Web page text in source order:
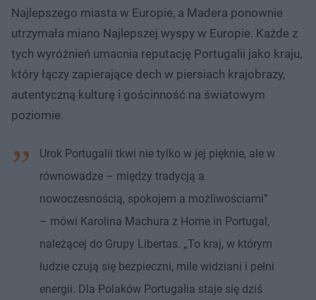
Najlepszego miasta w Europie, a Madera ponownie
utrzymała miano Najlepszej wyspy w Europie. Każde z
tych wyróżnień umacnia reputację Portugalii jako kraju,
który łączy zapierające dech w piersiach krajobrazy,
autentyczną kulturę i gościnność na światowym
poziomie.
Urok Portugalii tkwi nie tylko w jej pięknie, ale w
równowadze – między tradycją a
nowoczesnością, spokojem a możliwościami”
– mówi Karolina Machura z Home in Portugal,
należącej do Grupy Libertas. „To kraj, w którym
ludzie czują się bezpieczni, mile widziani i pełni
energii. Dla Polaków Portugalia staje się dziś